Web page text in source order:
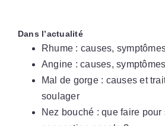
Dans l’actualité
Rhume : causes,
Angine : causes,
Mal de gorge : causes et
soulager
Nez bouché : que faire pour